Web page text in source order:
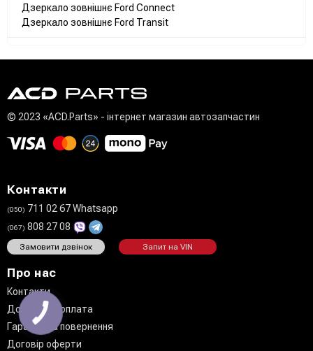
Дзеркало зовнішнє Ford Connect
Дзеркало зовнішнє Ford Transit
© 2023 «ACD.Parts» - інтернет магазин автозапчастин
Контакти
(050) 711 02 67 Whatsapp
(067) 808 27 08
Замовити дзвінок Запит на VIN
Про нас
Контакти
Доставка і оплата
Гарантії та повернення
Договір оферти